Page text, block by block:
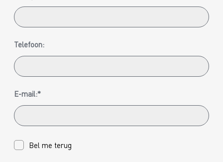
Telefoon:
E-mail:*
Bel me terug